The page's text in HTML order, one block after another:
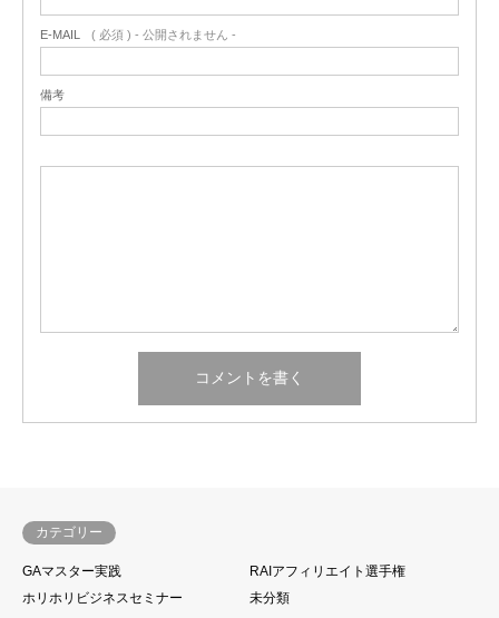
E-MAIL ( 必須 ) - 公開されません -
備考
カテゴリー
GAマスター実践
RAIアフィリエイト選手権
ホリホリビジネスセミナー
未分類